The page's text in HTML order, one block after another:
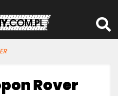
Rover